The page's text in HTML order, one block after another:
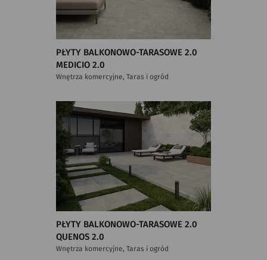
PŁYTY BALKONOWO-TARASOWE 2.0
MEDICIO 2.0
Wnętrza komercyjne, Taras i ogród
PŁYTY BALKONOWO-TARASOWE 2.0
QUENOS 2.0
Wnętrza komercyjne, Taras i ogród